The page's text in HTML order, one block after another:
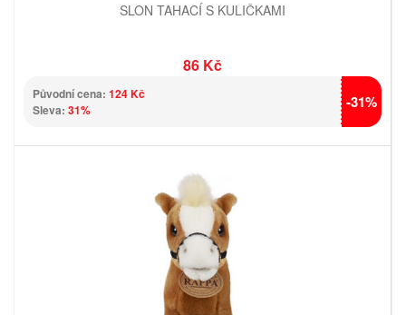
SLON TAHACÍ S KULIČKAMI
86 Kč
Původní cena: 124 Kč
Sleva: 31% -31%